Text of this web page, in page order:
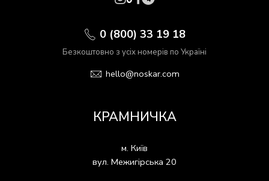
0 (800) 33 19 18
Безкоштовно з усіх номерів по Україні
hello@noskar.com
КРАМНИЧКА
м. Київ
вул. Межигірська 20